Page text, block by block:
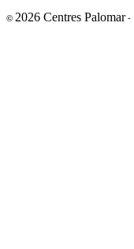
© 2026 Centres Palomar-